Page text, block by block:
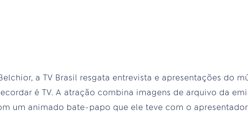
a TV Brasil resgata entrevista e apresentações do
é TV. A atração combina imagens de arquivo da
um animado bate-papo que ele teve com o